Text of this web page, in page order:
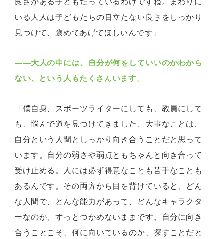
いる大人は子どもたちの目立たない良さをしっかり
見つけて、褒めてあげてほしいんです」
――大人の中には、自分が何をしていいのかわから
ない、という人もたくさんいます。
「僕自身、スポーツライターにしても、教員にして
も、悩んで道を見つけてきました。大事なことは、
自分という人間としっかり向き合うことだと思って
います。自分の弱さや弱点ともちゃんと向き合って
受け止める。人には必ず得意なことも苦手なことも
あるんです。その両方から目を背けていると、どん
な人間で、どんな能力があって、どんなキャラクタ
ーなのか、ずっとつかめないままです。自分に向き
合うことこそ、何に向いているのか、探すことだと